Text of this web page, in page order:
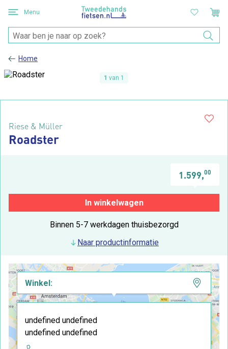
Menu
Home
1 van 1
Riese & Müller
Roadster
1.599,00
In winkelwagen
Binnen 5-7 werkdagen thuisbezorgd
Naar productinformatie
Winkel:
undefined undefined
undefined undefined